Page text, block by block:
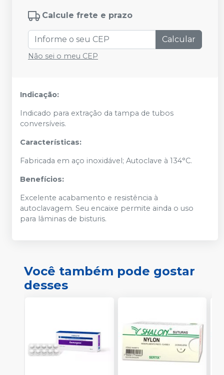
Calcule frete e prazo
Calcular
Não sei o meu CEP
Indicação:
Indicado para extração da tampa de tubos
conversíveis.
Características:
Fabricada em aço inoxidável; Autoclave à 134°C.
Benefícios:
Excelente acabamento e resistência à
autoclavagem. Seu encaixe permite ainda o uso
para lâminas de bisturis.
Você também pode gostar
desses